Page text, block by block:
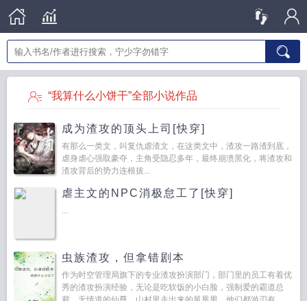
“我算什么小饼干”全部小说作品
成为渣攻的顶头上司[快穿]
有那么一类文，叫复仇虐渣文，在这类文中，渣攻一路渣到底，
虐身虐心强取豪夺，主角受隐忍多年，最终崩溃黑化，将渣攻和
渣攻背后的势力连根拔...
虐主文的NPC消极怠工了[快穿]
...
虫族渣攻，但拿错剧本
作为时空管理局旗下的专业渣攻扮演部门，部门里的员工有着优
秀的渣攻扮演经验，无论是吃软饭的小白脸，强制爱的霸道总